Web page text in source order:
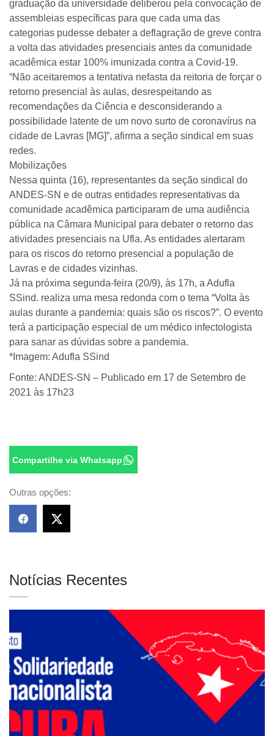
graduação da universidade deliberou pela convocação de
assembleias específicas para que cada uma das
categorias pudesse debater a deflagração de greve contra
a volta das atividades presenciais antes da comunidade
acadêmica estar 100% imunizada contra a Covid-19.
“Não aceitaremos a tentativa nefasta da reitoria de forçar o
retorno presencial às aulas, desrespeitando as
recomendações da Ciência e desconsiderando a
possibilidade latente de um novo surto de coronavírus na
cidade de Lavras [MG]”, afirma a seção sindical em suas
redes.
Mobilizações
Nessa quinta (16), representantes da seção sindical do
ANDES-SN e de outras entidades representativas da
comunidade acadêmica participaram de uma audiência
pública na Câmara Municipal para debater o retorno das
atividades presenciais na Ufla. As entidades alertaram
para os riscos do retorno presencial a população de
Lavras e de cidades vizinhas.
Já na próxima segunda-feira (20/9), às 17h, a Adufla
SSind. realiza uma mesa redonda com o tema “Volta às
aulas durante a pandemia: quais são os riscos?”. O evento
terá a participação especial de um médico infectologista
para sanar as dúvidas sobre a pandemia.
*Imagem: Adufla SSind
Fonte: ANDES-SN – Publicado em 17 de Setembro de
2021 às 17h23
Compartilhe via Whatsapp
Outras opções:
Notícias Recentes